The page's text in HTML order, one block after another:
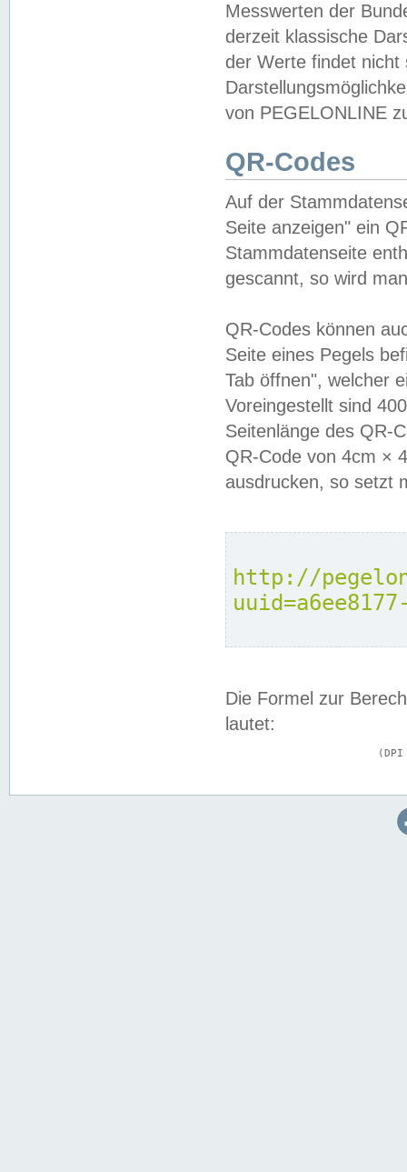
Messwerten der
derzeit klassische
der Werte findet
von PEGELONLINE
QR-Codes
Auf der
Seite anzeigen" ein
Stammdatenseite
gescannt, so wird
QR-Codes können
Seite eines Pegels
Tab öffnen", welcher
Voreingestellt sind
Seitenlänge des QR-
QR-Code von 4cm ×
ausdrucken, so setzt
http://
Die Formel zur
lautet: